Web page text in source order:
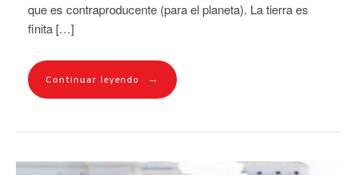
que es contraproducente (para el planeta). La tierra es
finita […]
Continuar leyendo →